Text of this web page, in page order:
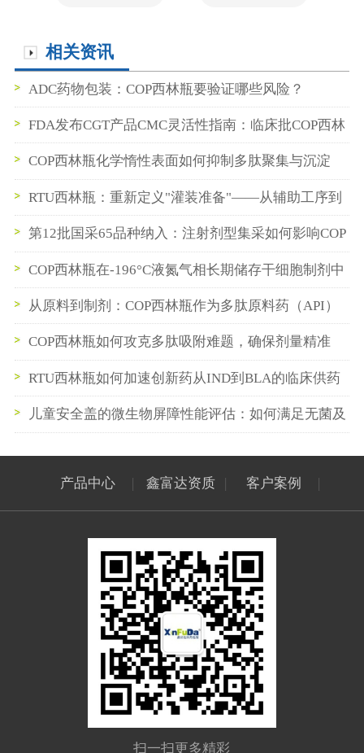
相关资讯
ADC药物包装：COP西林瓶要验证哪些风险？
FDA发布CGT产品CMC灵活性指南：临床批COP西林
瓶数据如何支持BLA申报
COP西林瓶化学惰性表面如何抑制多肽聚集与沉淀
RTU西林瓶：重新定义"灌装准备"——从辅助工序到
即插即用
第12批国采65品种纳入：注射剂型集采如何影响COP
西林瓶与预灌封供应链
COP西林瓶在-196°C液氮气相长期储存干细胞制剂中
的性能验证
从原料到制剂：COP西林瓶作为多肽原料药（API）
中间储存容器的最佳实践
COP西林瓶如何攻克多肽吸附难题，确保剂量精准
RTU西林瓶如何加速创新药从IND到BLA的临床供药
节奏
儿童安全盖的微生物屏障性能评估：如何满足无菌及
产品中心 | 鑫富达资质 | 客户案例 |
扫一扫更多精彩